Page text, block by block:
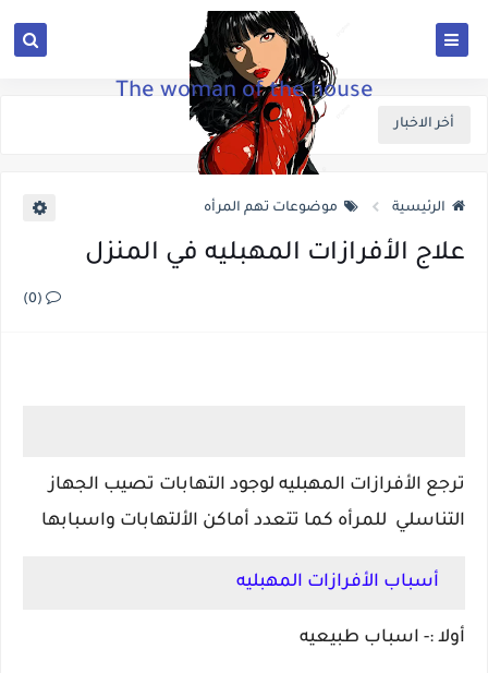
The woman of the house
أخر الاخبار
الرئيسية موضوعات تهم المرأه
علاج الأفرازات المهبليه في المنزل
(0)
ترجع الأفرازات المهبليه لوجود التهابات تصيب الجهاز
التناسلي للمرأه كما تتعدد أماكن الألتهابات واسبابها
أسباب الأفرازات المهبليه
أولا :- اسباب طبيعيه